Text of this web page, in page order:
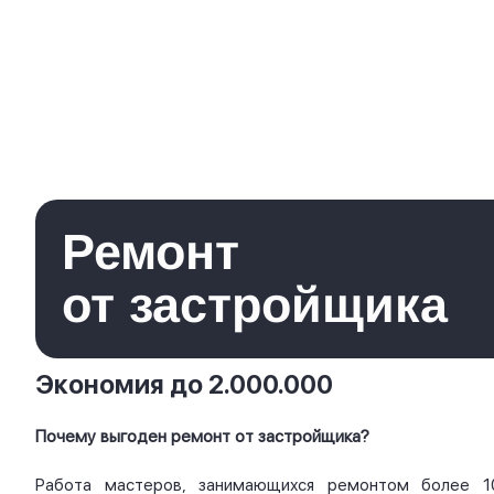
Ремонт
от застройщика
Экономия до 2.000.000
Почему выгоден ремонт от застройщика?
Работа мастеров, занимающихся ремонтом более